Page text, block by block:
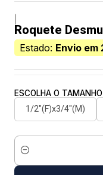
Roquete
Estado: Envio em
ESCOLHA O
1/2"(F)x3/4"(M)
Quantidade